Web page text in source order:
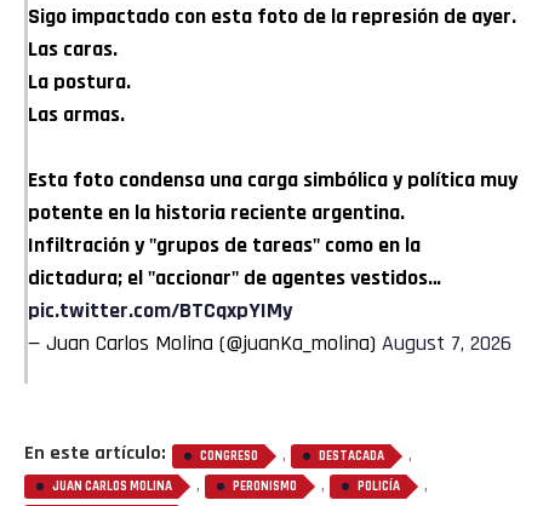
Sigo impactado con esta foto de la represión de ayer.
Las caras.
La postura.
Las armas.
Esta foto condensa una carga simbólica y política muy
potente en la historia reciente argentina.
Infiltración y "grupos de tareas" como en la
dictadura; el "accionar" de agentes vestidos…
pic.twitter.com/BTCqxpYIMy
— Juan Carlos Molina (@juanKa_molina) August 7, 2026
En este artículo: CONGRESO , DESTACADA ,
JUAN CARLOS MOLINA , PERONISMO , POLICÍA ,